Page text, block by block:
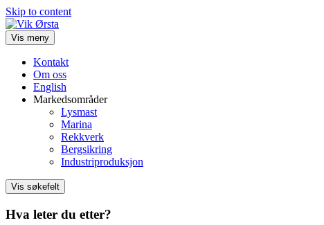
Skip to content
Vis meny
Kontakt
Om oss
English
Markedsområder
Lysmast
Marina
Rekkverk
Bergsikring
Industriproduksjon
Vis søkefelt
Hva leter du etter?